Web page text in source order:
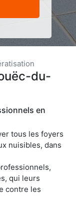
du-
en
tous les foyers
nuisibles, dans
qui leurs
contre les